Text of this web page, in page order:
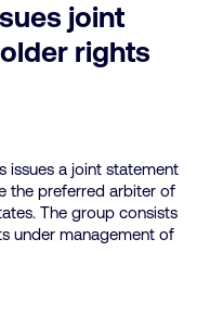
joint
rights
issues a joint statement
the preferred arbiter of
The group consists
under management of